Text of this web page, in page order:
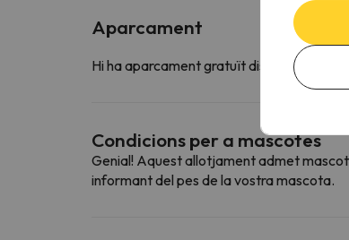
Aparcament
Hi ha aparcament gratuït disponible en
Condicions per a mascotes
Genial! Aquest allotjament admet
informant del pes de la vostra mascota.